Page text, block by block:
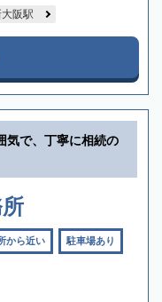
大阪駅
気で、丁寧に相続の
から近い 駐車場あり